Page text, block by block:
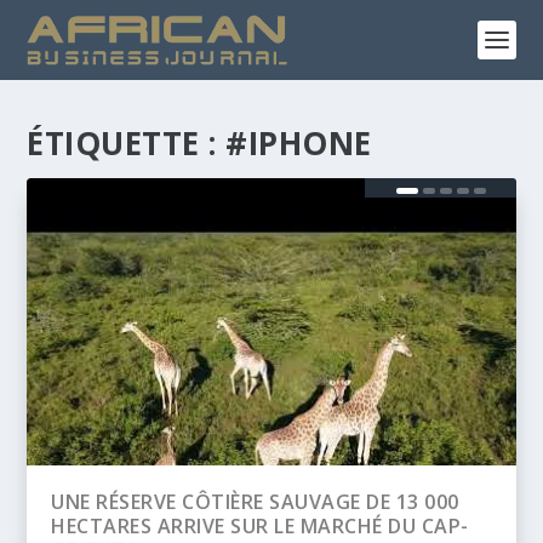
ÉTIQUETTE : #IPHONE
BANQUE AFRICAINE DE DÉVELOPPEMENT
(BAD) – ASSEMBLÉE ANNUELLES 2026 :